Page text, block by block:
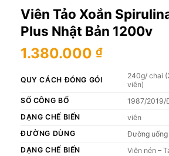
Viên Tảo Xoắn
Plus Nhật Bản 1200v
1.380.000 ₫
QUY CÁCH ĐÓNG GÓI
240g/ chai
viên)
SỐ CÔNG BỐ
1987/2019/
DẠNG CHẾ BIẾN
viên
ĐƯỜNG DÙNG
Đường uống
DẠNG CHẾ BIẾN
Viên nén –